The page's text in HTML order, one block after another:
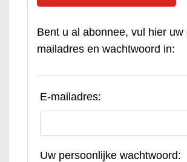
Bent u al abonnee, vul hier uw
mailadres en wachtwoord in:
E-mailadres:
Uw persoonlijke wachtwoord: